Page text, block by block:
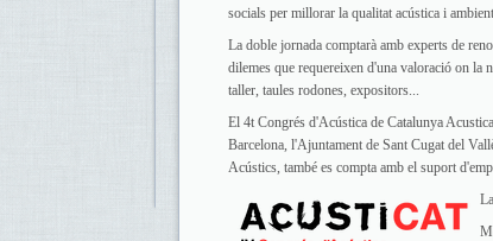
socials per millorar la qualitat acústica i
La doble jornada comptarà amb experts de
dilemes que requereixen d'una valoració on la
taller, taules rodones, expositors...
El 4t Congrés d'Acústica de Catalunya
Barcelona, l'Ajuntament de Sant Cugat del
Acústics, també es compta amb el suport